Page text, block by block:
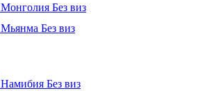
Монголия Без виз
Мьянма Без виз
Намибия Без виз